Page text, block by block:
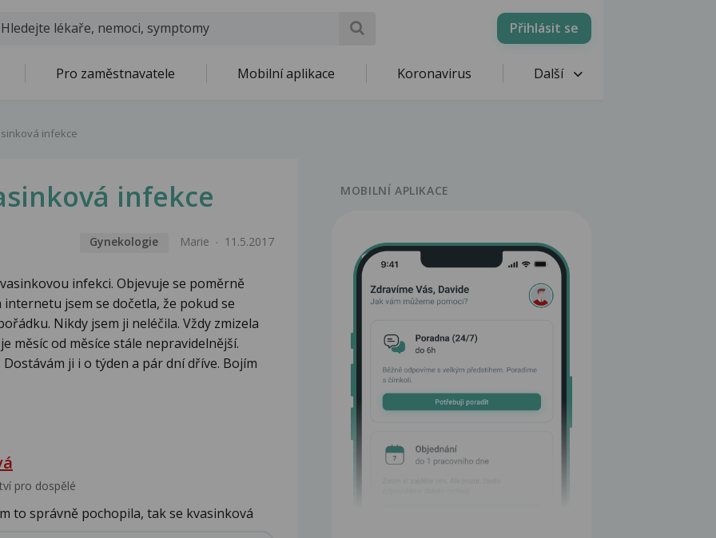
Přihlásit se
Pro zaměstnavatele Mobilní aplikace Koronavirus Další
infekce
infekce
Gynekologie Marie 11.5.2017
infekci. Objevuje se poměrně
internetu jsem se dočetla, že pokud se
Nikdy jsem ji neléčila. Vždy zmizela
měsíc od měsíce stále nepravidelnější.
ji i o týden a pár dní dříve. Bojím
pro dospělé
to správně pochopila, tak se kvasinková
MOBILNÍ APLIKACE